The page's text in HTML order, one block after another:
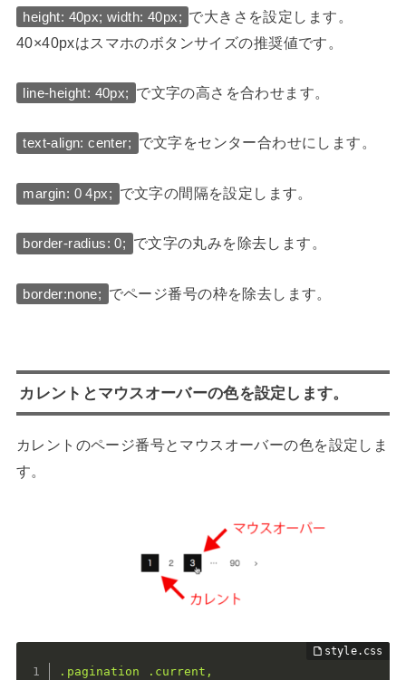
height: 40px; width: 40px; で大きさを設定します。
40×40pxはスマホのボタンサイズの推奨値です。
line-height: 40px; で文字の高さを合わせます。
text-align: center; で文字をセンター合わせにします。
margin: 0 4px; で文字の間隔を設定します。
border-radius: 0; で文字の丸みを除去します。
border:none; でページ番号の枠を除去します。
カレントとマウスオーバーの色を設定します。
カレントのページ番号とマウスオーバーの色を設定しま
す。
.pagination .current,